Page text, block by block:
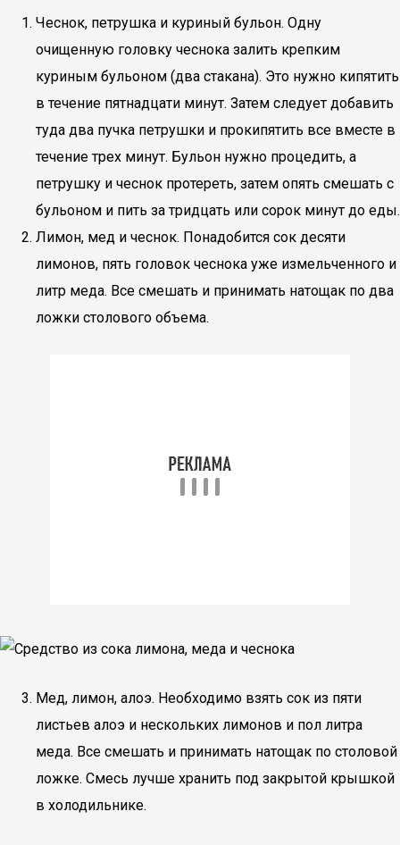
Чеснок, петрушка и куриный бульон. Одну
очищенную головку чеснока залить крепким
куриным бульоном (два стакана). Это нужно кипятить
в течение пятнадцати минут. Затем следует добавить
туда два пучка петрушки и прокипятить все вместе в
течение трех минут. Бульон нужно процедить, а
петрушку и чеснок протереть, затем опять смешать с
бульоном и пить за тридцать или сорок минут до еды.
Лимон, мед и чеснок. Понадобится сок десяти
лимонов, пять головок чеснока уже измельченного и
литр меда. Все смешать и принимать натощак по два
ложки столового объема.
Мед, лимон, алоэ. Необходимо взять сок из пяти
листьев алоэ и нескольких лимонов и пол литра
меда. Все смешать и принимать натощак по столовой
ложке. Смесь лучше хранить под закрытой крышкой
в холодильнике.